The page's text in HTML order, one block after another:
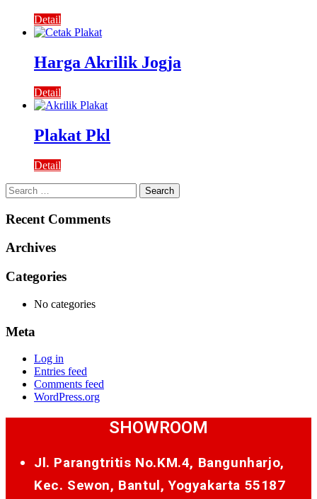
Detail
Harga Akrilik Jogja
Detail
Plakat Pkl
Detail
Search
for:
Recent Comments
Archives
Categories
No categories
Meta
Log in
Entries feed
Comments feed
WordPress.org
SHOWROOM
Jl. Parangtritis No.KM.4, Bangunharjo,
Kec. Sewon, Bantul, Yogyakarta 55187